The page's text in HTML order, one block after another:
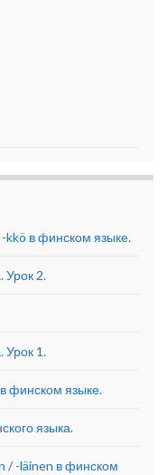
в финском языке.
Урок 2.
Урок 1.
финском языке.
языка.
/ -läinen в финском